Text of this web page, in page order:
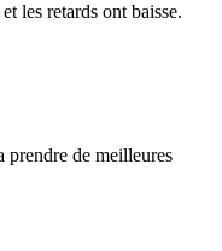
les retards ont baisse.
prendre de meilleures